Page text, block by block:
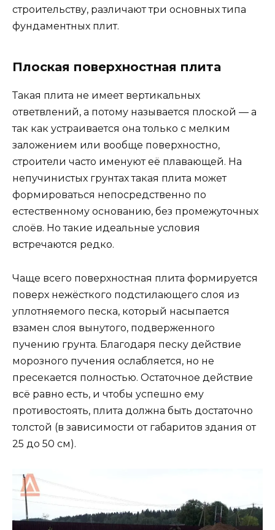
строительству, различают три основных типа
фундаментных плит.
Плоская поверхностная плита
Такая плита не имеет вертикальных
ответвлений, а потому называется плоской — а
так как устраивается она только с мелким
заложением или вообще поверхностно,
строители часто именуют её плавающей. На
непучинистых грунтах такая плита может
формироваться непосредственно по
естественному основанию, без промежуточных
слоёв. Но такие идеальные условия
встречаются редко.
Чаще всего поверхностная плита формируется
поверх нежёсткого подстилающего слоя из
уплотняемого песка, который насыпается
взамен слоя вынутого, подверженного
пучению грунта. Благодаря песку действие
морозного пучения ослабляется, но не
пресекается полностью. Остаточное действие
всё равно есть, и чтобы успешно ему
противостоять, плита должна быть достаточно
толстой (в зависимости от габаритов здания от
25 до 50 см).